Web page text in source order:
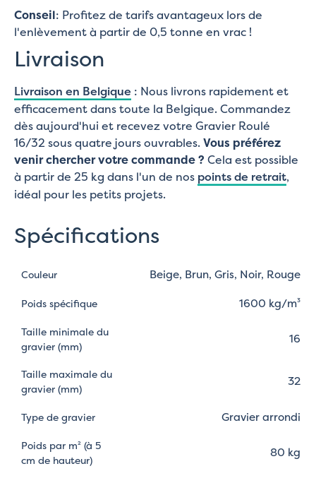
Conseil: Profitez de tarifs avantageux lors de
l'enlèvement à partir de 0,5 tonne en vrac !
Livraison
Livraison en Belgique : Nous livrons rapidement et
efficacement dans toute la Belgique. Commandez
dès aujourd'hui et recevez votre Gravier Roulé
16/32 sous quatre jours ouvrables. Vous préférez
venir chercher votre commande ? Cela est possible
à partir de 25 kg dans l'un de nos points de retrait,
idéal pour les petits projets.
Spécifications
Couleur Beige, Brun, Gris, Noir, Rouge
Poids spécifique 1600 kg/m³
Taille minimale du
gravier (mm)
16
Taille maximale du
gravier (mm)
32
Type de gravier Gravier arrondi
Poids par m² (à 5
cm de hauteur)
80 kg